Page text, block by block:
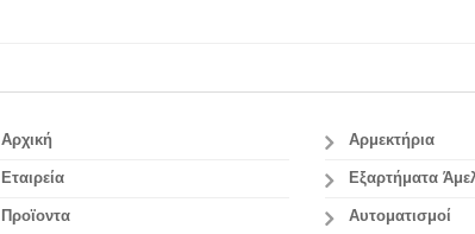
Αρχική
Εταιρεία
Προϊοντα
Αρμεκτήρια
Εξαρτήματα
Αυτοματισμοί